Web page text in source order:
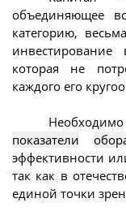
объединяющее
категорию,
которая не
каждого его
показатели
эффективности
так как в
единой точки